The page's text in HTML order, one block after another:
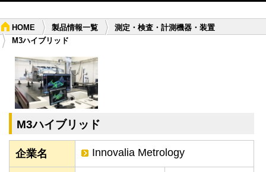
HOME 製品情報一覧
測定・検査・計測機器・装置
M3ハイブリッド
M3ハイブリッド
企業名 Innovalia Metrology